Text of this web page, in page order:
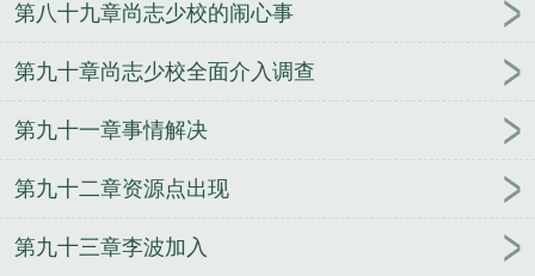
第八十九章尚志少校的闹心事
第九十章尚志少校全面介入调查
第九十一章事情解决
第九十二章资源点出现
第九十三章李波加入